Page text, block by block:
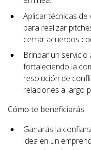
Aplicar técnicas
para realizar
cerrar acuerdos
Brindar un servicio
fortaleciendo la
resolución de
relaciones a largo
Cómo te beneficiarás
Ganarás la
idea en un